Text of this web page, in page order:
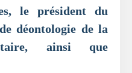
le président du
déontologie de la
ainsi que